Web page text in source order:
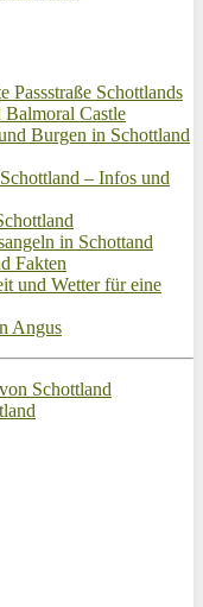
Passstraße Schottlands
Balmoral Castle
Burgen in Schottland
– Infos und
in Schottand
Fakten
und Wetter für eine
Angus
Schottland